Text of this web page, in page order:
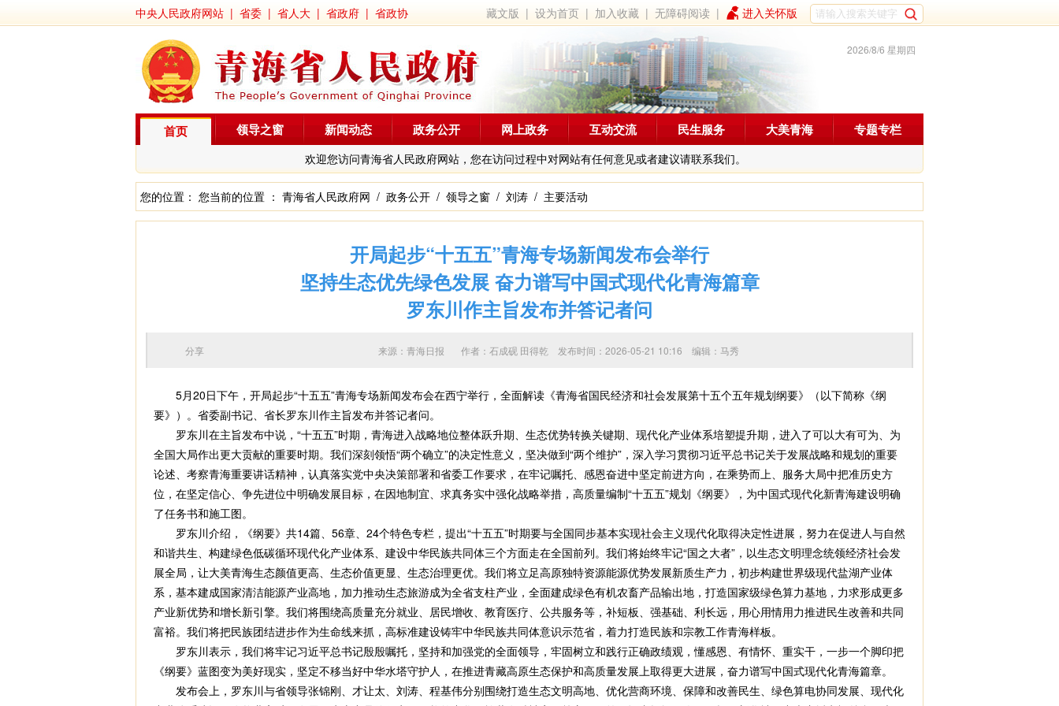
中央人民政府网站 | 省委 | 省人大 | 省政府 | 省政协 藏文版 |设为首页 | 加入收藏 |无障碍阅读 | 进入关怀版
2026/8/6 星期四
首页
欢迎您访问青海省人民政府网站，您在访问过程中对网站有任何意见或者建议请联系我们。
领导之窗 新闻动态 政务公开 网上政务 互动交流 民生服务 大美青海 专题专栏
您的位置： 您当前的位置 ： 青海省人民政府网 / 政务公开 / 领导之窗 / 刘涛 / 主要活动
开局起步“十五五”青海专场新闻发布会举行
坚持生态优先绿色发展 奋力谱写中国式现代化青海篇章
罗东川作主旨发布并答记者问
来源：青海日报 作者： 石成砚 田得乾 发布时间：2026-05-21 10:16 编辑：马秀
分享
5月20日下午，开局起步“十五五”青海专场新闻发布会在西宁举行，全面解读《青海省国民经济和社会发展第十五个五年规划纲要》（以下简称《纲
要》）。省委副书记、省长罗东川作主旨发布并答记者问。
罗东川在主旨发布中说，“十五五”时期，青海进入战略地位整体跃升期、生态优势转换关键期、现代化产业体系培塑提升期，进入了可以大有可为、为
全国大局作出更大贡献的重要时期。我们深刻领悟“两个确立”的决定性意义，坚决做到“两个维护”，深入学习贯彻习近平总书记关于发展战略和规划的重要
论述、考察青海重要讲话精神，认真落实党中央决策部署和省委工作要求，在牢记嘱托、感恩奋进中坚定前进方向，在乘势而上、服务大局中把准历史方
位，在坚定信心、争先进位中明确发展目标，在因地制宜、求真务实中强化战略举措，高质量编制“十五五”规划《纲要》，为中国式现代化新青海建设明确
了任务书和施工图。
罗东川介绍，《纲要》共14篇、56章、24个特色专栏，提出“十五五”时期要与全国同步基本实现社会主义现代化取得决定性进展，努力在促进人与自然
和谐共生、构建绿色低碳循环现代化产业体系、建设中华民族共同体三个方面走在全国前列。我们将始终牢记“国之大者”，以生态文明理念统领经济社会发
展全局，让大美青海生态颜值更高、生态价值更显、生态治理更优。我们将立足高原独特资源能源优势发展新质生产力，初步构建世界级现代盐湖产业体
系，基本建成国家清洁能源产业高地，加力推动生态旅游成为全省支柱产业，全面建成绿色有机农畜产品输出地，打造国家级绿色算力基地，力求形成更多
产业新优势和增长新引擎。我们将围绕高质量充分就业、居民增收、教育医疗、公共服务等，补短板、强基础、利长远，用心用情用力推进民生改善和共同
富裕。我们将把民族团结进步作为生命线来抓，高标准建设铸牢中华民族共同体意识示范省，着力打造民族和宗教工作青海样板。
罗东川表示，我们将牢记习近平总书记殷殷嘱托，坚持和加强党的全面领导，牢固树立和践行正确政绩观，懂感恩、有情怀、重实干，一步一个脚印把
《纲要》蓝图变为美好现实，坚定不移当好中华水塔守护人，在推进青藏高原生态保护和高质量发展上取得更大进展，奋力谱写中国式现代化青海篇章。
发布会上，罗东川与省领导张锦刚、才让太、刘涛、程基伟分别围绕打造生态文明高地、优化营商环境、保障和改善民生、绿色算电协同发展、现代化